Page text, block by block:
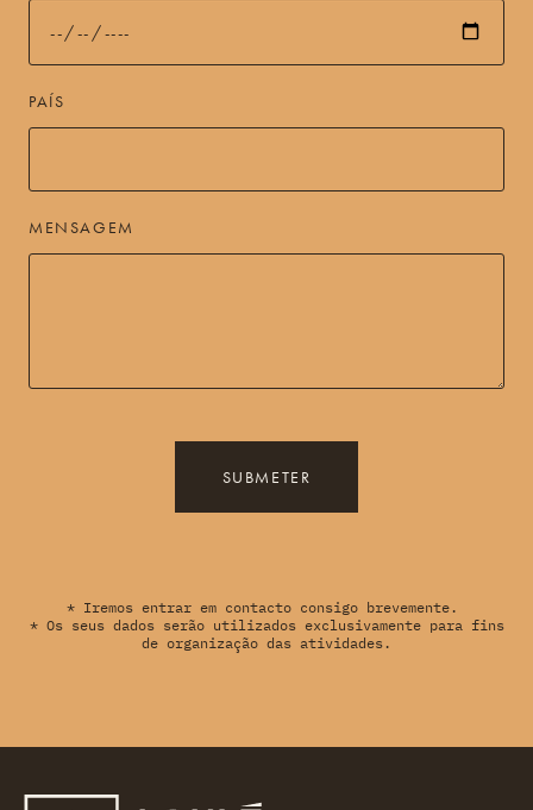
PAÍS
MENSAGEM
SUBMETER
* Iremos entrar em contacto consigo brevemente.
* Os seus dados serão utilizados exclusivamente para fins
de organização das atividades.